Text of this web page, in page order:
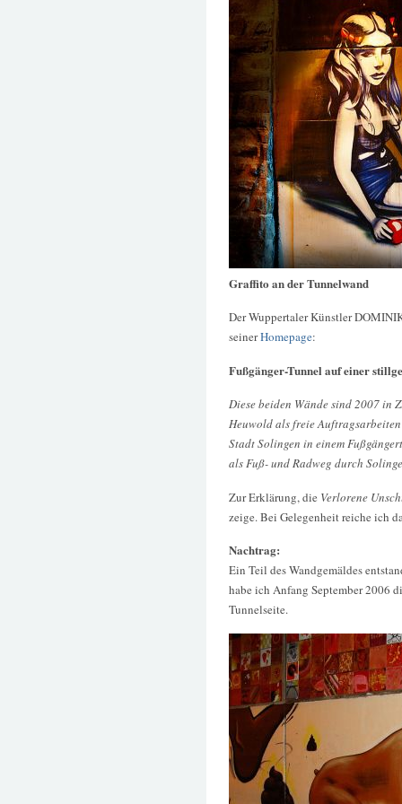
Graffito an der Tunnelwand
Der Wuppertaler Künstler
seinerHomepage:
Fußgänger-Tunnel auf einer
Diese beiden Wände sind 2007 in
Heuwold als freie
Stadt Solingen in einem
als Fuß- und Radweg durch
Zur Erklärung, die Verlorene
zeige. Bei Gelegenheit reiche ich
Nachtrag:
Ein Teil des Wandgemäldes
habe ich Anfang September 2006
Tunnelseite.